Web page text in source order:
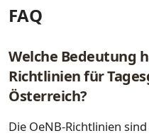
FAQ
Welche Bedeutung
Richtlinien für
Österreich?
Die OeNB-Richtlinien